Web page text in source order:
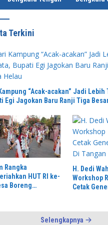
Bandung Ungkap 29
dalam Periode Juni-
Terkini
“Acak-acakan” Jadi Lebih
Egi Jagokan Baru Ranji Tiga
Rangka
HUT RI ke-
Boreng
dan Spektakuler
H. Dedi
Workshop
Cetak
Selengkapnya